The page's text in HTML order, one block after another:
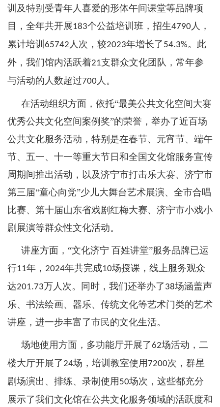
训及特别受青年人喜爱的形体午间课堂等品牌项
目，全年共开展183个公益培训班，招生4790 人，
累计培训 65742 人次，较2023年增长了 54.3%。此
外，我们馆内活跃着21支群众文化团队，常年参
与活动的人数超过700 人。
在活动组织方面，依托“最美公共文化空间大赛
优秀公共文化空间案例奖”的荣誉，举办了近百场
公共文化服务活动，特别是在春节、元宵节、端午
节、五一、十一等重大节日和全国文化馆服务宣传
周期间推出活动，以及济宁市打击乐大赛、济宁市
第三届“童心向党”少儿大舞台艺术展演、全市合唱
比赛、第十届山东省戏剧红梅大赛、济宁市小戏小
剧展演等群众性文化活动。
讲座方面， “文化济宁 百姓讲堂”服务品牌已运
行11年， 2024年共完成10场授课，线上服务观众
达201.73万人次。同时，我们还举办了 38场涵盖声
乐、书法绘画、器乐、传统文化等艺术门类的艺术
讲座，进一步丰富了市民的文化生活。
场地使用方面，多功能厅开展了62场活动，二
楼大厅开展了24场，培训教室使用 7200次，群星
剧场演出、排练、录制使用 50场次，这些都充分
展示了我们文化馆在公共文化服务领域的活跃度和